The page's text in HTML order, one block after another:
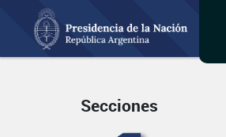
Secciones